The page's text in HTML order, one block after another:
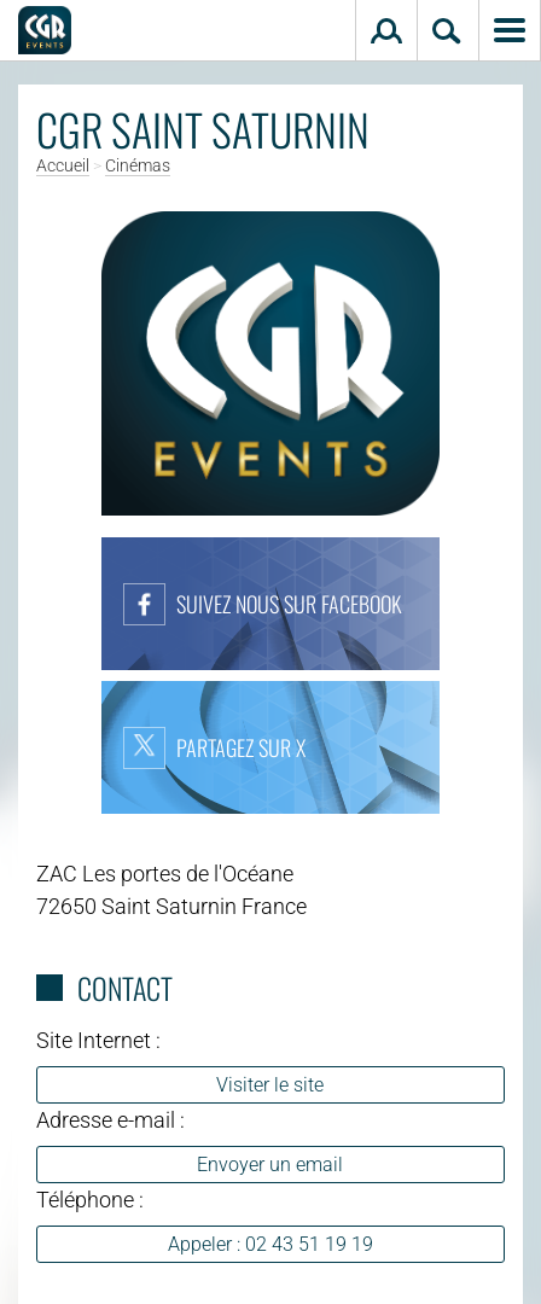
CGR SAINT SATURNIN
Accueil > Cinémas
SUIVEZ NOUS SUR FACEBOOK
PARTAGEZ SUR X
ZAC Les portes de l'Océane
72650 Saint Saturnin France
CONTACT
Site Internet :
Visiter le site
Adresse e-mail :
Envoyer un email
Téléphone :
Appeler : 02 43 51 19 19